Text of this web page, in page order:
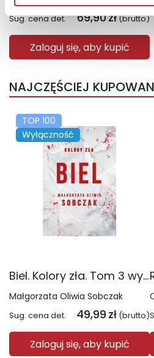
Sug. cena det. 69,90zł(brutto)
Zaloguj się, aby kupić
NAJCZĘŚCIEJ
TOP 100
Wyłączność
Biel. Kolory zła. Tom 3 wyd. 2025
Małgorzata Oliwia Sobczak
Sug. cena det. 49,99 zł (brutto)
Zaloguj się, aby kupić